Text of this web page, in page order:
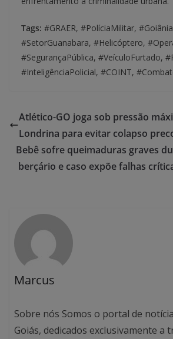
Tags: #GRAER, #PolíciaMilitar,
#SetorGuanabara, #Helicóptero,
#SegurançaPública, #VeículoFurtado,
#InteligênciaPolicial, #COINT,
Atlético-GO joga sob pressão
Londrina para evitar colapso
Bebê sofre queimaduras graves
berçário e caso expõe falhas
Marcus
Sobre nós Somos o portal de
Goiás, dedicados exclusivamente a